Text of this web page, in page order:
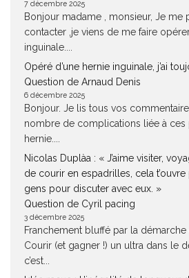
7 décembre 2025
Bonjour madame , monsieur, Je me
contacter ,je viens de me faire
inguinale....
Opéré d’une hernie inguinale, j’ai
Question de Arnaud Denis
6 décembre 2025
Bonjour. Je lis tous vos
nombre de complications liée à ces
hernie....
Nicolas Duplàa : « J’aime visiter,
de courir en espadrilles, cela
gens pour discuter avec eux. »
Question de Cyril pacing
3 décembre 2025
Franchement bluffé par la
Courir (et gagner !) un ultra dans le
c’est...